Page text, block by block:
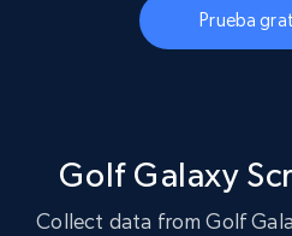
Account, Fbid, ID,
business account, Is
Prueba
Golf Galaxy
Collect data from Golf